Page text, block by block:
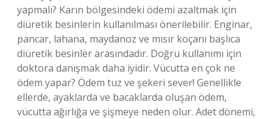
yapmalı? Karın bölgesindeki ödemi azaltmak için
diüretik besinlerin kullanılması önerilebilir. Enginar,
pancar, lahana, maydanoz ve mısır koçanı başlıca
diüretik besinler arasındadır. Doğru kullanımı için
doktora danışmak daha iyidir. Vücutta en çok ne
ödem yapar? Ödem tuz ve şekeri sever! Genellikle
ellerde, ayaklarda ve bacaklarda oluşan ödem,
vücutta ağırlığa ve şişmeye neden olur. Adet dönemi,